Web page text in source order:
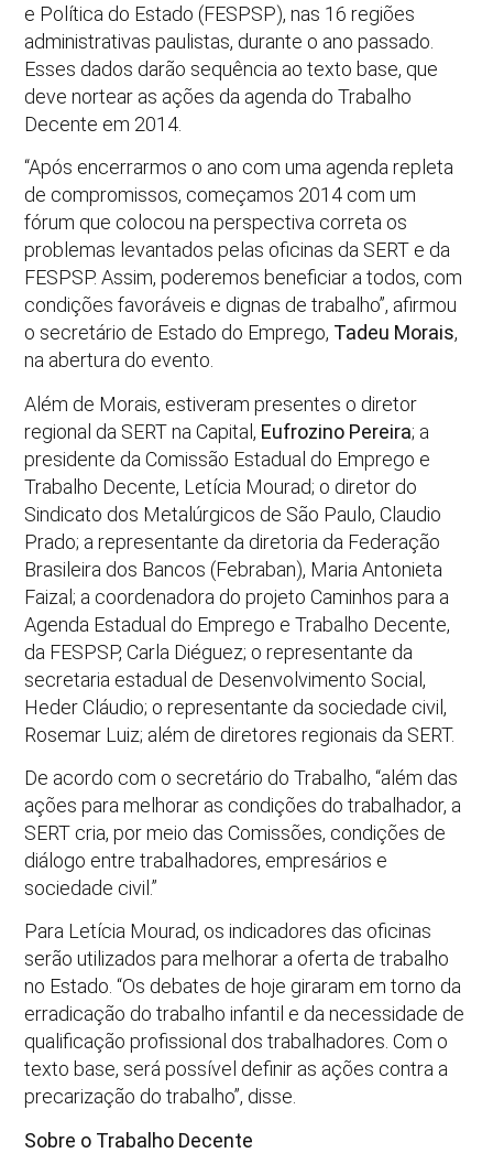
e Política do Estado (FESPSP), nas 16 regiões
administrativas paulistas, durante o ano passado.
Esses dados darão sequência ao texto base, que
deve nortear as ações da agenda do Trabalho
Decente em 2014.
“Após encerrarmos o ano com uma agenda repleta
de compromissos, começamos 2014 com um
fórum que colocou na perspectiva correta os
problemas levantados pelas oficinas da SERT e da
FESPSP. Assim, poderemos beneficiar a todos, com
condições favoráveis e dignas de trabalho”, afirmou
o secretário de Estado do Emprego, Tadeu Morais,
na abertura do evento.
Além de Morais, estiveram presentes o diretor
regional da SERT na Capital, Eufrozino Pereira; a
presidente da Comissão Estadual do Emprego e
Trabalho Decente, Letícia Mourad; o diretor do
Sindicato dos Metalúrgicos de São Paulo, Claudio
Prado; a representante da diretoria da Federação
Brasileira dos Bancos (Febraban), Maria Antonieta
Faizal; a coordenadora do projeto Caminhos para a
Agenda Estadual do Emprego e Trabalho Decente,
da FESPSP, Carla Diéguez; o representante da
secretaria estadual de Desenvolvimento Social,
Heder Cláudio; o representante da sociedade civil,
Rosemar Luiz; além de diretores regionais da SERT.
De acordo com o secretário do Trabalho, “além das
ações para melhorar as condições do trabalhador, a
SERT cria, por meio das Comissões, condições de
diálogo entre trabalhadores, empresários e
sociedade civil.”
Para Letícia Mourad, os indicadores das oficinas
serão utilizados para melhorar a oferta de trabalho
no Estado. “Os debates de hoje giraram em torno da
erradicação do trabalho infantil e da necessidade de
qualificação profissional dos trabalhadores. Com o
texto base, será possível definir as ações contra a
precarização do trabalho”, disse.
Sobre o Trabalho Decente